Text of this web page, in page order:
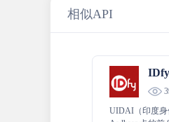
相似API
UIDAI（印度身